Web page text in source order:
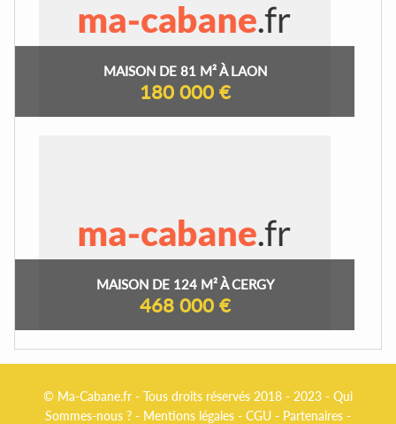
MAISON DE 81 M² À LAON
180 000 €
MAISON DE 124 M² À CERGY
468 000 €
© Ma-Cabane.fr - Tous droits réservés 2018 - 2023 - Qui
Sommes-nous ? - Mentions légales - CGU - Partenaires -